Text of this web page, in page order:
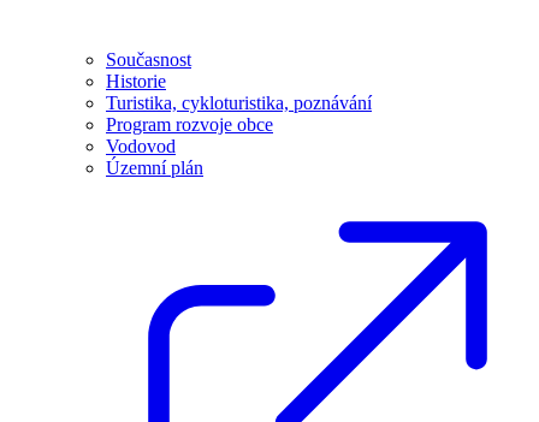
Současnost
Historie
Turistika, cykloturistika, poznávání
Program rozvoje obce
Vodovod
Územní plán